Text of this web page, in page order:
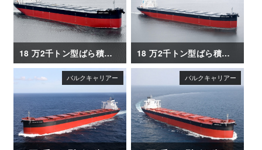
18 万2千トン型ばら積み運搬船「LIBERTY QUEEN」 18 万2千トン型ばら積み運搬船「VERITAS QUEEN」